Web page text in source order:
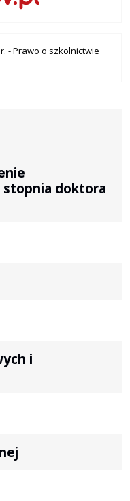
- Prawo o szkolnictwie
stopnia doktora
i